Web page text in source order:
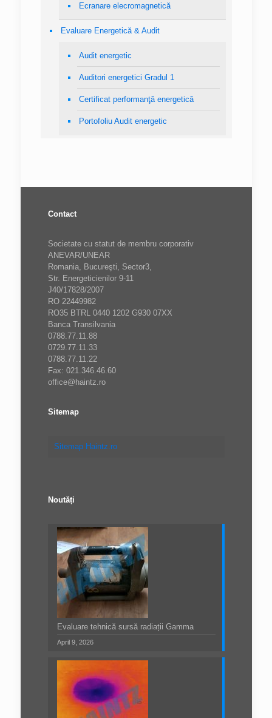
Ecranare elecromagnetică
Evaluare Energetică & Audit
Audit energetic
Auditori energetici Gradul 1
Certificat performanţă energetică
Portofoliu Audit energetic
Contact
Societate cu statut de membru corporativ
ANEVAR/UNEAR
Romania, Bucureşti, Sector3,
Str. Energeticienilor 9-11
J40/17828/2007
RO 22449982
RO35 BTRL 0440 1202 G930 07XX
Banca Transilvania
0788.77.11.88
0729.77.11.33
0788.77.11.22
Fax: 021.346.46.60
office@haintz.ro
Sitemap
Sitemap Haintz.ro
Noutăți
Evaluare tehnică sursă radiații Gamma
April 9, 2026